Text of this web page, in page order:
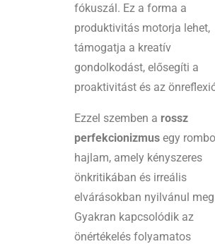
fókuszál. Ez a forma a
produktivitás motorja lehet,
támogatja a kreatív
gondolkodást, elősegíti a
proaktivitást és az
Ezzel szemben a rossz
perfekcionizmusegy
hajlam, amely kényszeres
önkritikában és irreális
elvárásokban nyilvánul
Gyakran kapcsolódik az
önértékelés folyamatos